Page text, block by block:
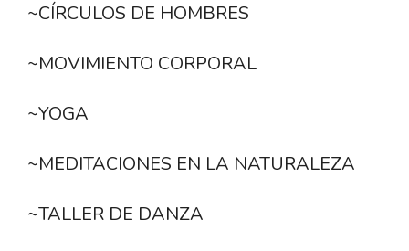
~CÍRCULOS DE HOMBRES
~MOVIMIENTO CORPORAL
~YOGA
~MEDITACIONES EN LA NATURALEZA
~TALLER DE DANZA